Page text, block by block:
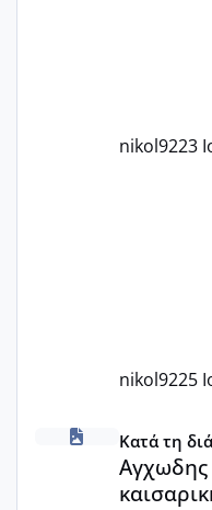
nikol9223
nikol9225
Αγχωδης διαταραχή και
Κατά τη
Αγχωδης